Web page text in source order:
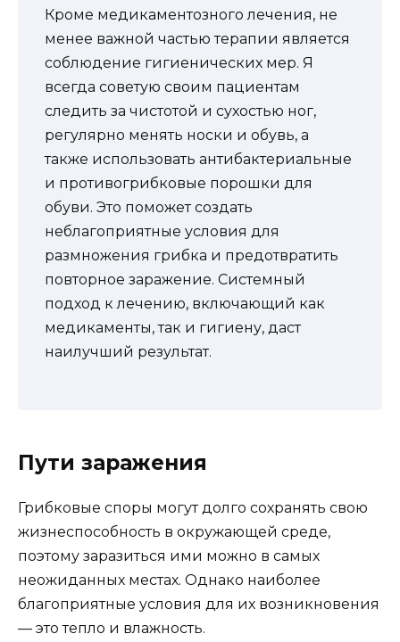
Кроме медикаментозного лечения, не
менее важной частью терапии является
соблюдение гигиенических мер. Я
всегда советую своим пациентам
следить за чистотой и сухостью ног,
регулярно менять носки и обувь, а
также использовать антибактериальные
и противогрибковые порошки для
обуви. Это поможет создать
неблагоприятные условия для
размножения грибка и предотвратить
повторное заражение. Системный
подход к лечению, включающий как
медикаменты, так и гигиену, даст
наилучший результат.
Пути заражения
Грибковые споры могут долго сохранять свою
жизнеспособность в окружающей среде,
поэтому заразиться ими можно в самых
неожиданных местах. Однако наиболее
благоприятные условия для их возникновения
— это тепло и влажность.